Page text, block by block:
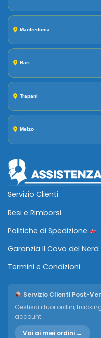
Manfredonia
Bari
Trapani
Melzo
Servizio Clienti
Resi e Rimborsi
Politiche di Spedizione
Garanzia Il Covo del Nerd
Termini e Condizioni
Servizio Clienti Post-
Gestisci i tuoi ordini,
account.
Vai ai miei ordini →